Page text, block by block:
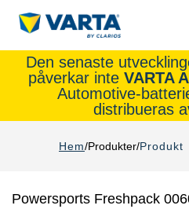
Den senaste
påverkar inte VARTA
Automotive-
distribueras
Hem Produkter Produkt
Powersports Freshpack